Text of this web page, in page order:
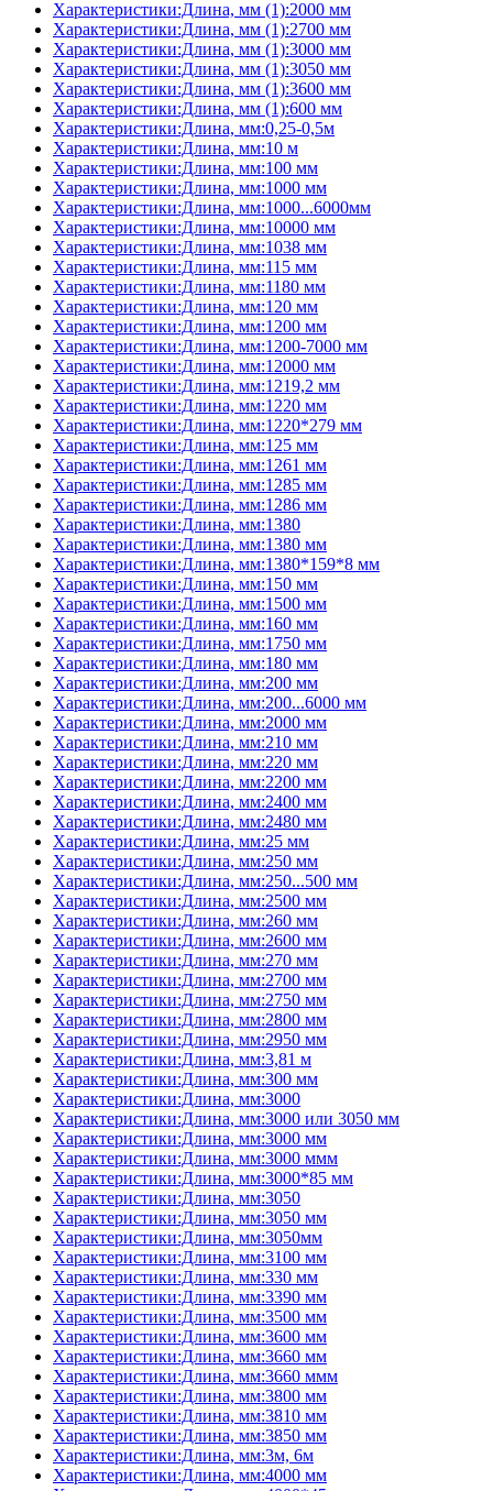
Характеристики:Длина, мм (1):2000 мм
Характеристики:Длина, мм (1):2700 мм
Характеристики:Длина, мм (1):3000 мм
Характеристики:Длина, мм (1):3050 мм
Характеристики:Длина, мм (1):3600 мм
Характеристики:Длина, мм (1):600 мм
Характеристики:Длина, мм:0,25-0,5м
Характеристики:Длина, мм:10 м
Характеристики:Длина, мм:100 мм
Характеристики:Длина, мм:1000 мм
Характеристики:Длина, мм:1000...6000мм
Характеристики:Длина, мм:10000 мм
Характеристики:Длина, мм:1038 мм
Характеристики:Длина, мм:115 мм
Характеристики:Длина, мм:1180 мм
Характеристики:Длина, мм:120 мм
Характеристики:Длина, мм:1200 мм
Характеристики:Длина, мм:1200-7000 мм
Характеристики:Длина, мм:12000 мм
Характеристики:Длина, мм:1219,2 мм
Характеристики:Длина, мм:1220 мм
Характеристики:Длина, мм:1220*279 мм
Характеристики:Длина, мм:125 мм
Характеристики:Длина, мм:1261 мм
Характеристики:Длина, мм:1285 мм
Характеристики:Длина, мм:1286 мм
Характеристики:Длина, мм:1380
Характеристики:Длина, мм:1380 мм
Характеристики:Длина, мм:1380*159*8 мм
Характеристики:Длина, мм:150 мм
Характеристики:Длина, мм:1500 мм
Характеристики:Длина, мм:160 мм
Характеристики:Длина, мм:1750 мм
Характеристики:Длина, мм:180 мм
Характеристики:Длина, мм:200 мм
Характеристики:Длина, мм:200...6000 мм
Характеристики:Длина, мм:2000 мм
Характеристики:Длина, мм:210 мм
Характеристики:Длина, мм:220 мм
Характеристики:Длина, мм:2200 мм
Характеристики:Длина, мм:2400 мм
Характеристики:Длина, мм:2480 мм
Характеристики:Длина, мм:25 мм
Характеристики:Длина, мм:250 мм
Характеристики:Длина, мм:250...500 мм
Характеристики:Длина, мм:2500 мм
Характеристики:Длина, мм:260 мм
Характеристики:Длина, мм:2600 мм
Характеристики:Длина, мм:270 мм
Характеристики:Длина, мм:2700 мм
Характеристики:Длина, мм:2750 мм
Характеристики:Длина, мм:2800 мм
Характеристики:Длина, мм:2950 мм
Характеристики:Длина, мм:3,81 м
Характеристики:Длина, мм:300 мм
Характеристики:Длина, мм:3000
Характеристики:Длина, мм:3000 или 3050 мм
Характеристики:Длина, мм:3000 мм
Характеристики:Длина, мм:3000 ммм
Характеристики:Длина, мм:3000*85 мм
Характеристики:Длина, мм:3050
Характеристики:Длина, мм:3050 мм
Характеристики:Длина, мм:3050мм
Характеристики:Длина, мм:3100 мм
Характеристики:Длина, мм:330 мм
Характеристики:Длина, мм:3390 мм
Характеристики:Длина, мм:3500 мм
Характеристики:Длина, мм:3600 мм
Характеристики:Длина, мм:3660 мм
Характеристики:Длина, мм:3660 ммм
Характеристики:Длина, мм:3800 мм
Характеристики:Длина, мм:3810 мм
Характеристики:Длина, мм:3850 мм
Характеристики:Длина, мм:3м, 6м
Характеристики:Длина, мм:4000 мм